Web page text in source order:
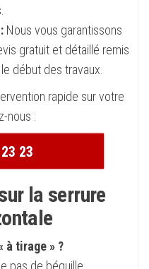
Nous vous garantissons
gratuit et détaillé remis
début des travaux.
rapide sur votre
nous :
23
la serrure
à tirage » ?